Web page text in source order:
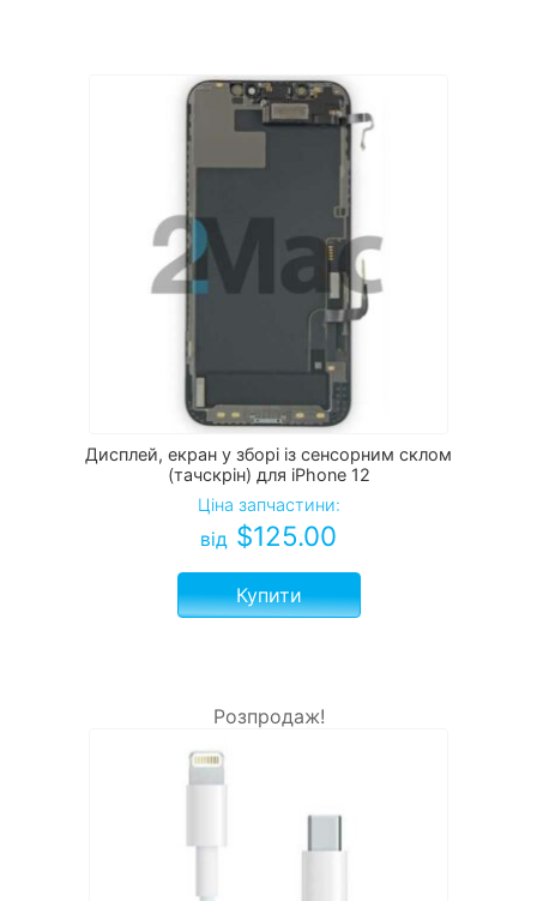
Дисплей, екран у зборі із сенсорним склом
(тачскрін) для iPhone 12
Ціна запчастини:
від $125.00
Купити
Розпродаж!